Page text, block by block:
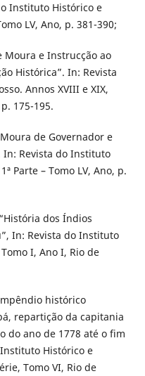
Instituto Histórico e
LV, Ano, p. 381-390;
Moura e Instrucção ao
Histórica”. In: Revista
Annos XVIII e XIX,
p. 175-195.
de Governador e
In: Revista do Instituto
Parte – Tomo LV, Ano, p.
dos Índios
In: Revista do Instituto
I, Ano I, Rio de
histórico
repartição da capitania
do ano de 1778 até o fim
Histórico e
Tomo VI, Rio de